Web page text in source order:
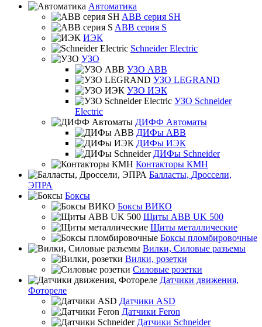
Автоматика
ABB серия SH
ABB серия S
ИЭК
Schneider Electric
УЗО
УЗО ABB
УЗО LEGRAND
УЗО ИЭК
УЗО Schneider
Electric
ДИФФ Автоматы
ДИФы ABB
ДИФы ИЭК
ДИФы Schneider
Контакторы КМН
Балласты, Дроссели,
ЭПРА
Боксы
Боксы ВИКО
Щиты ABB UK 500
Щиты металлические
Боксы пломбировочные
Вилки, Силовые разъемы
Вилки, розетки
Силовые розетки
Датчики движения,
Фотореле
Датчики ASD
Датчики Feron
Датчики Schneider